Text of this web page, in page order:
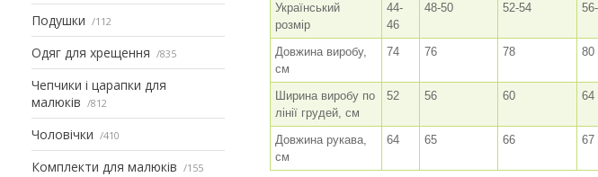
Подушки 112
Одяг для хрещення 835
Чепчики і царапки для
малюків
812
Чоловічки 410
Комплекти для малюків 155
Український
розмір
44-
46
48-50 52-54
Довжина виробу,
см
74 76 78 80
Ширина виробу по
лінії грудей, см
52 56 60 64
Довжина рукава,
см
64 65 66 67